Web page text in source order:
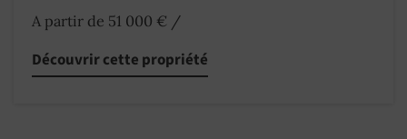
A partir de 51 000 € /
Découvrir cette propriété